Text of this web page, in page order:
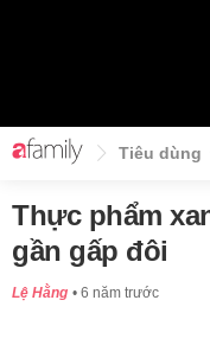
Tiêu dùng
Thực phẩm
gần gấp đôi
Lệ Hằng 6 năm trước